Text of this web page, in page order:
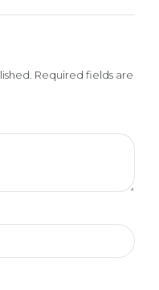
Required fields are